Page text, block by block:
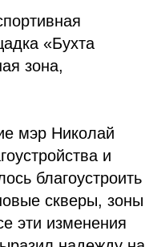
«Бухта
зона,
мэр Николай
и
благоустроить
скверы, зоны
эти изменения